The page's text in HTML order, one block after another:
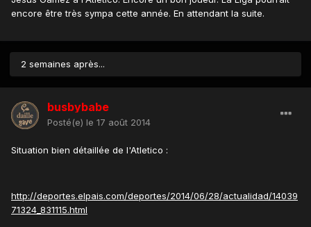
encore être très sympa cette année. En attendant la suite.
2 semaines après...
busbybabe
Posté(e) le 17 août 2014
Situation bien détaillée de l'Atletico :
http://deportes.elpais.com/deportes/2014/06/28/actualidad/14039
71324_831115.html